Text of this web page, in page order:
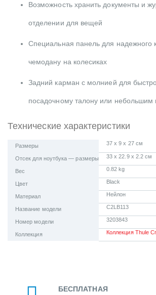
Возможность хранить документы и
отделении для вещей
Специальная панель для надежного
чемодану на колесиках
Задний карман с молнией для
посадочному талону или небольшим
Технические характеристики
Размеры 37 x 9 x 27 см
Отсек для ноутбука — размеры 33 x 22.9 x 2.2 см
Вес 0.82 kg
Цвет Black
Материал Нейлон
Название модели C2LB113
Номер модели 3203843
Коллекция Коллекция Thule
БЕСПЛАТНАЯ